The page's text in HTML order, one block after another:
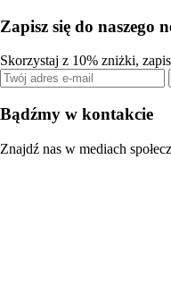
Zapisz się do naszego
Skorzystaj z 10% zniżki,
Bądźmy w kontakcie
Znajdź nas w mediach